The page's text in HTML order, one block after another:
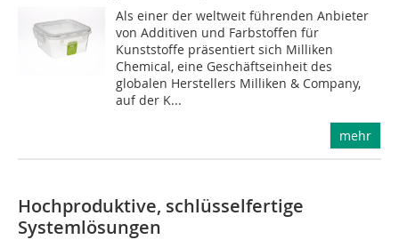
Als einer der weltweit führenden Anbieter
von Additiven und Farbstoffen für
Kunststoffe präsentiert sich Milliken
Chemical, eine Geschäftseinheit des
globalen Herstellers Milliken & Company,
auf der K...
mehr
Hochproduktive, schlüsselfertige
Systemlösungen